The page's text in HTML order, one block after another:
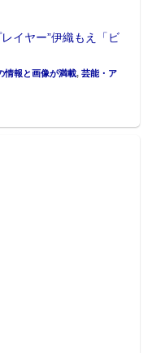
イヤー”伊織もえ「ビ
情報と画像が満載, 芸能・ア